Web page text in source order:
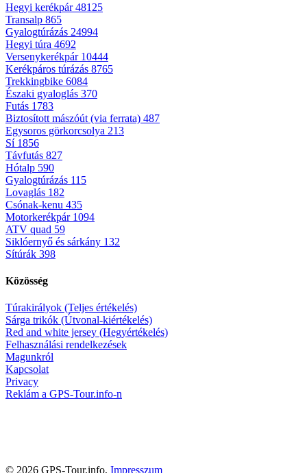
Hegyi kerékpár48125
Transalp 865
Gyalogtúrázás 24994
Hegyi túra 4692
Versenykerékpár 10444
Kerékpáros túrázás 8765
Trekkingbike 6084
Északi gyaloglás 370
Futás 1783
Biztosított mászóút (via ferrata) 487
Egysoros görkorcsolya 213
Sí 1856
Távfutás 827
Hótalp 590
Gyalogtúrázás 115
Lovaglás 182
Csónak-kenu 435
Motorkerékpár 1094
ATV quad 59
Siklóernyő és sárkány 132
Sítúrák 398
Közösség
Túrakirályok (Teljes értékelés)
Sárga trikók (Útvonal-kiértékelés)
Red and white jersey (Hegyértékelés)
Felhasználási rendelkezések
Magunkról
Kapcsolat
Privacy
Reklám a GPS-Tour.info-n
© 2026 GPS-Tour.info, Impresszum